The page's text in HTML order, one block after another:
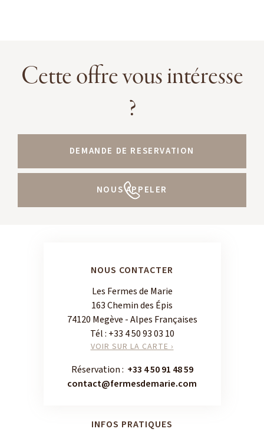
Cette offre vous intéresse
?
DEMANDE DE RESERVATION
NOUS APPELER
NOUS CONTACTER
Les Fermes de Marie
163 Chemin des Épis
74120 Megève - Alpes Françaises
Tél : +33 4 50 93 03 10
VOIR SUR LA CARTE ›
Réservation : +33 4 50 91 48 59
contact@fermesdemarie.com
INFOS PRATIQUES